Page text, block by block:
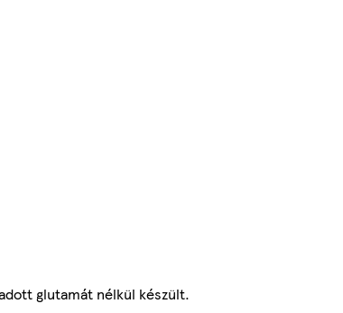
glutamát nélkül készült.